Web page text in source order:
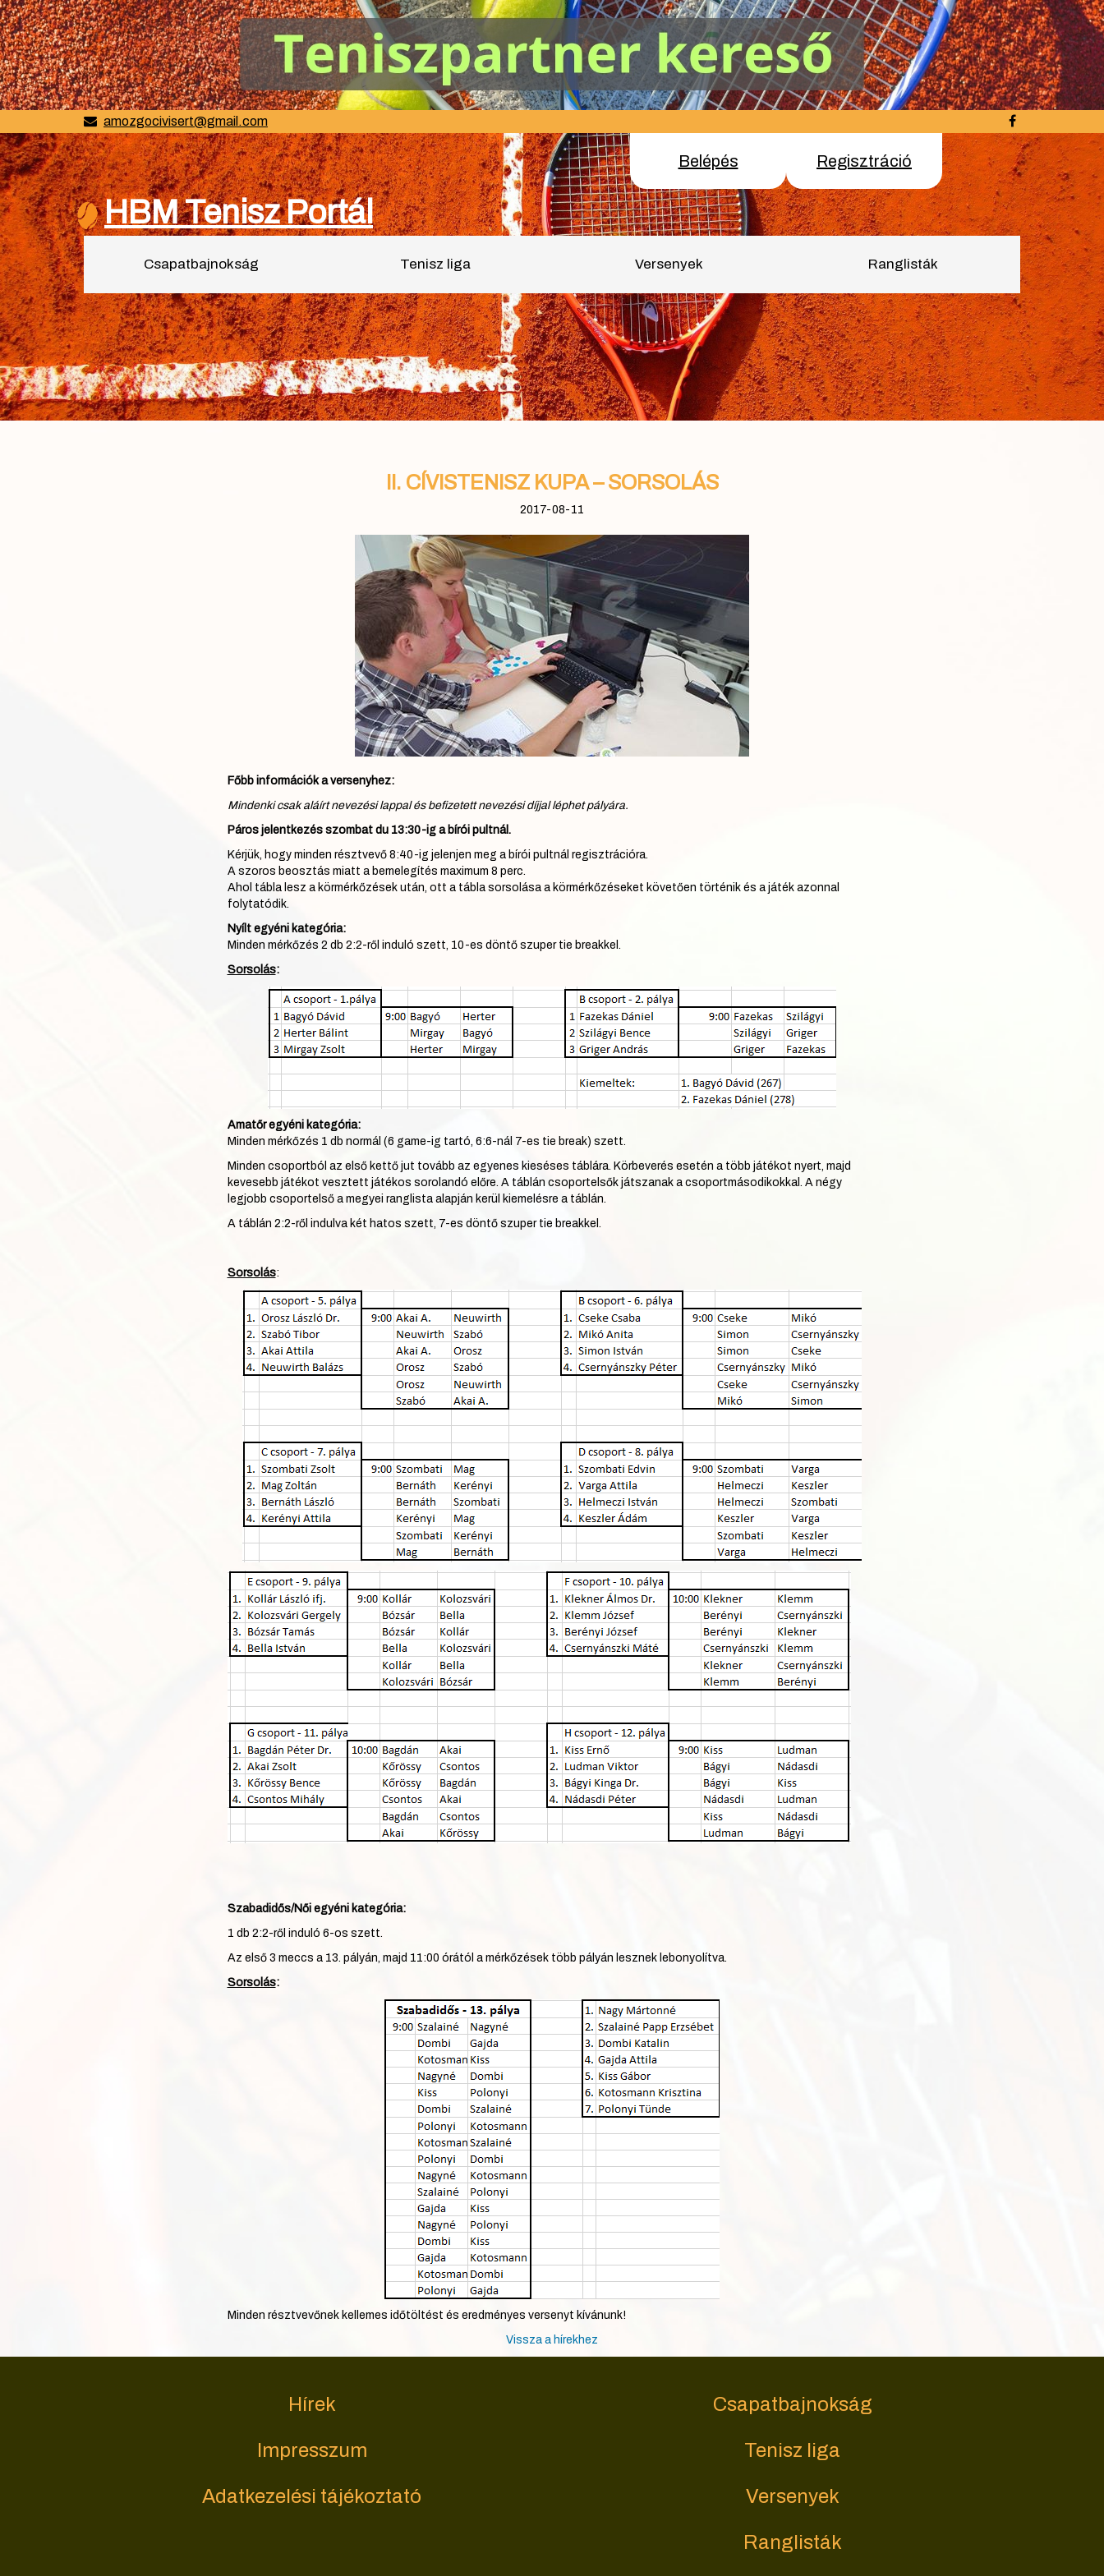
amozgocivisert@gmail.com
Belépés Regisztráció
HBM Tenisz Portál
Csapatbajnokság Tenisz liga Versenyek Ranglisták
II. CÍVISTENISZ KUPA – SORSOLÁS
2017-08-11
Főbb információk a versenyhez:
Mindenki csak aláírt nevezési lappal és befizetett nevezési díjjal léphet pályára.
Páros jelentkezés szombat du 13:30-ig a bírói pultnál.
Kérjük, hogy minden résztvevő 8:40-ig jelenjen meg a bírói pultnál regisztrációra.
A szoros beosztás miatt a bemelegítés maximum 8 perc.
Ahol tábla lesz a körmérkőzések után, ott a tábla sorsolása a körmérkőzéseket követően történik és a játék azonnal
folytatódik.
Nyílt egyéni kategória:
Minden mérkőzés 2 db 2:2-ről induló szett, 10-es döntő szuper tie breakkel.
Sorsolás:
Amatőr egyéni kategória:
Minden mérkőzés 1 db normál (6 game-ig tartó, 6:6-nál 7-es tie break) szett.
Minden csoportból az első kettő jut tovább az egyenes kieséses táblára. Körbeverés esetén a több játékot nyert, majd
kevesebb játékot vesztett játékos sorolandó előre. A táblán csoportelsők játszanak a csoportmásodikokkal. A négy
legjobb csoportelső a megyei ranglista alapján kerül kiemelésre a táblán.
A táblán 2:2-ről indulva két hatos szett, 7-es döntő szuper tie breakkel.
Sorsolás:
Szabadidős/Női egyéni kategória:
1 db 2:2-ről induló 6-os szett.
Az első 3 meccs a 13. pályán, majd 11:00 órától a mérkőzések több pályán lesznek lebonyolítva.
Sorsolás:
Minden résztvevőnek kellemes időtöltést és eredményes versenyt kívánunk!
Vissza a hírekhez
Hírek
Impresszum
Adatkezelési tájékoztató
Csapatbajnokság
Tenisz liga
Versenyek
Ranglisták